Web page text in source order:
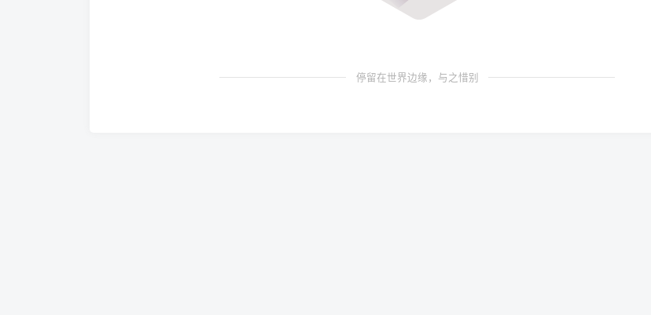
停留在世界边缘，与之惜别